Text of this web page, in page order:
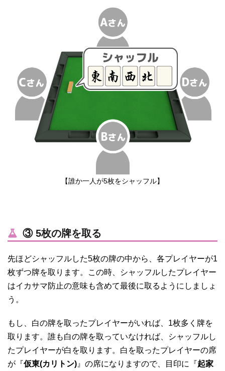
【誰か一人が5枚をシャッフル】
③ 5枚の牌を取る
先ほどシャッフルした5枚の牌の中から、各プレイヤーが1
枚ずつ牌を取ります。この時、シャッフルしたプレイヤー
はイカサマ防止の意味も含めて最後に取るようにしましょ
う。
もし、白の牌を取ったプレイヤーがいれば、1枚多く牌を
取ります。誰も白の牌を取っていなければ、シャッフルし
たプレイヤーが白を取ります。白を取ったプレイヤーの席
が『仮東(カリトン) 』の席になりますので、目印に『起家